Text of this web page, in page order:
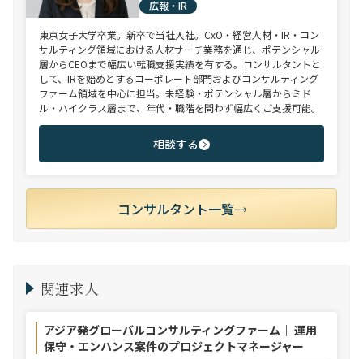
広報・IR
東京女子大学卒業。新卒で当社入社。CxO・経営人材・IR・コン
サルティング領域における人材サーチ業務を通じ、ポテンシャル
層からCEOまで幅広い転職支援実績を有する。コンサルタントと
して、IRを始めとするコーポレート部門およびコンサルティング
ファーム領域を中心に担当。未経験・ポテンシャル層からミド
ル・ハイクラス層まで、年代・職階を問わず幅広くご支援可能。
相談する
コンサルタント一覧
関連求人
アジア発グローバルコンサルティングファーム｜ 運用
保守・エンハンス案件のプロジェクトマネージャー